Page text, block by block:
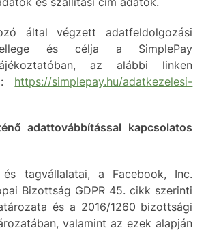
által végzett adatfeldolgozási
és célja a SimplePay
az alábbi linken
https://simplepay.hu/adatkezelesi-
adattovábbítással kapcsolatos
tagvállalatai, a Facebook, Inc.
Bizottság GDPR 45. cikk szerinti
és a 2016/1260 bizottsági
valamint az ezek alapján